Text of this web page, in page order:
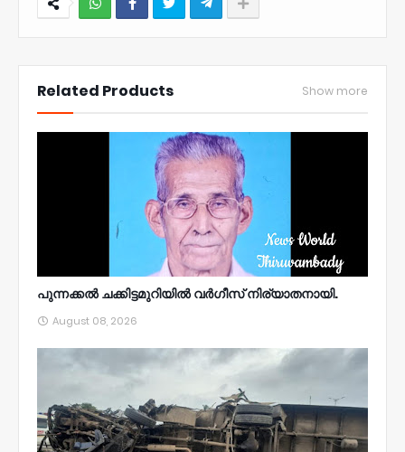
Related Products Show more
പുന്നക്കൽ ചക്കിട്ടമുറിയിൽ വർഗീസ് നിര്യാതനായി.
August 08, 2026